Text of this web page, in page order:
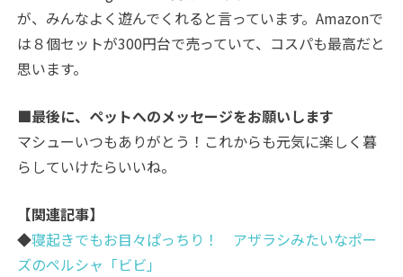
が、みんなよく遊んでくれると言っています。Amazonで
は８個セットが300円台で売っていて、コスパも最高だと
思います。
■最後に、ペットへのメッセージをお願いします
マシューいつもありがとう！これからも元気に楽しく暮
らしていけたらいいね。
【関連記事】
◆寝起きでもお目々ぱっちり！ アザラシみたいなポー
ズのペルシャ「ビビ」